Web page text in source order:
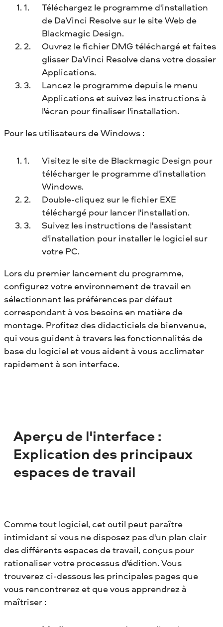
Téléchargez le programme d'installation
de DaVinci Resolve sur le site Web de
Blackmagic Design.
Ouvrez le fichier DMG téléchargé et faites
glisser DaVinci Resolve dans votre dossier
Applications.
Lancez le programme depuis le menu
Applications et suivez les instructions à
l'écran pour finaliser l'installation.
Pour les utilisateurs de Windows :
Visitez le site de Blackmagic Design pour
télécharger le programme d'installation
Windows.
Double-cliquez sur le fichier EXE
téléchargé pour lancer l'installation.
Suivez les instructions de l'assistant
d'installation pour installer le logiciel sur
votre PC.
Lors du premier lancement du programme,
configurez votre environnement de travail en
sélectionnant les préférences par défaut
correspondant à vos besoins en matière de
montage. Profitez des didacticiels de bienvenue,
qui vous guident à travers les fonctionnalités de
base du logiciel et vous aident à vous acclimater
rapidement à son interface.
Aperçu de l'interface :
Explication des principaux
espaces de travail
Comme tout logiciel, cet outil peut paraître
intimidant si vous ne disposez pas d'un plan clair
des différents espaces de travail, conçus pour
rationaliser votre processus d'édition. Vous
trouverez ci-dessous les principales pages que
vous rencontrerez et que vous apprendrez à
maîtriser :